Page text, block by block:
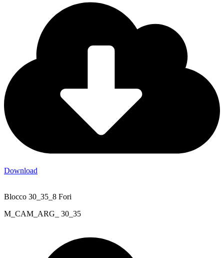
Download
Blocco 30_35_8 Fori
M_CAM_ARG_ 30_35